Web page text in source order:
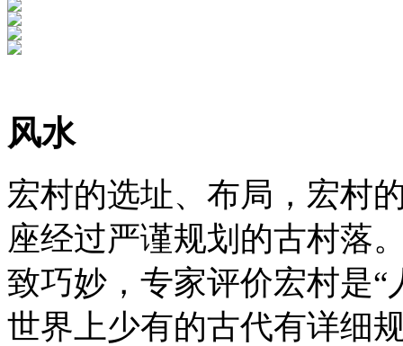
风水
宏村的选址、布局，宏村
座经过严谨规划的古村落
致巧妙，专家评价宏村是
世界上少有的古代有详细